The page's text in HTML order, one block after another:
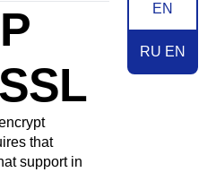
EN
RU EN
that
support in